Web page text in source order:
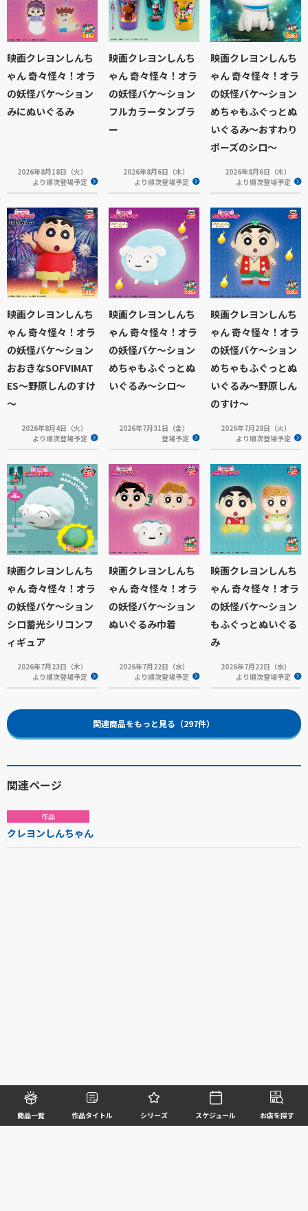
商品一覧 作品タイトル シリーズ スケジュール お店を探す
映画クレヨンしんち
ゃん 奇々怪々！オラ
の妖怪バケ～ション
みにぬいぐるみ
2026年8月18日（火）
より順次登場予定
映画クレヨンしんち
ゃん 奇々怪々！オラ
の妖怪バケ～ション
フルカラータンブラ
ー
2026年8月6日（木）
より順次登場予定
映画クレヨンしんち
ゃん 奇々怪々！オラ
の妖怪バケ～ション
めちゃもふぐっとぬ
いぐるみ～おすわり
ポーズのシロ～
2026年8月6日（木）
より順次登場予定
映画クレヨンしんち
ゃん 奇々怪々！オラ
の妖怪バケ～ション
おおきなSOFVIMAT
ES～野原しんのすけ
～
2026年8月4日（火）
より順次登場予定
映画クレヨンしんち
ゃん 奇々怪々！オラ
の妖怪バケ～ション
めちゃもふぐっとぬ
いぐるみ～シロ～
2026年7月31日（金）
登場予定
映画クレヨンしんち
ゃん 奇々怪々！オラ
の妖怪バケ～ション
めちゃもふぐっとぬ
いぐるみ～野原しん
のすけ～
2026年7月28日（火）
より順次登場予定
映画クレヨンしんち
ゃん 奇々怪々！オラ
の妖怪バケ～ション
シロ蓄光シリコンフ
ィギュア
2026年7月23日（木）
より順次登場予定
映画クレヨンしんち
ゃん 奇々怪々！オラ
の妖怪バケ～ション
ぬいぐるみ巾着
2026年7月22日（水）
より順次登場予定
映画クレヨンしんち
ゃん 奇々怪々！オラ
の妖怪バケ～ション
もふぐっとぬいぐる
み
2026年7月22日（水）
より順次登場予定
関連商品をもっと見る（297件）
関連ページ
作品
クレヨンしんちゃん